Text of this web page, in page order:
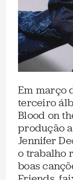
Em março
terceiro
Blood on
produção
Jennifer
o trabalho
boas